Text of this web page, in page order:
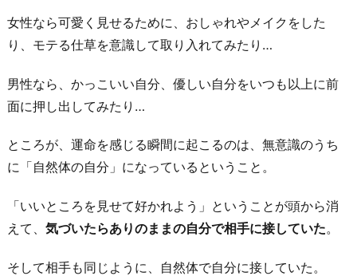
女性なら可愛く見せるために、おしゃれやメイクをした
り、モテる仕草を意識して取り入れてみたり…
男性なら、かっこいい自分、優しい自分をいつも以上に前
面に押し出してみたり…
ところが、運命を感じる瞬間に起こるのは、無意識のうち
に「自然体の自分」になっているということ。
「いいところを見せて好かれよう」ということが頭から消
えて、 気づいたらありのままの自分で相手に接していた。
そして相手も同じように、自然体で自分に接していた。